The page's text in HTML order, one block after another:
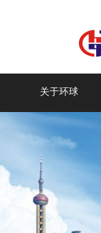
关于环球